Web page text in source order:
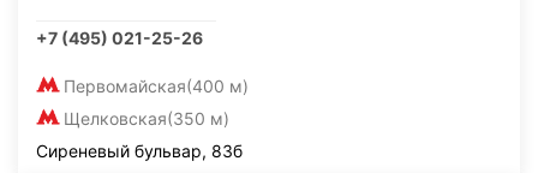
+7 (495) 021-25-26
Первомайская(400 м)
Щелковская(350 м)
Сиреневый бульвар, 83б